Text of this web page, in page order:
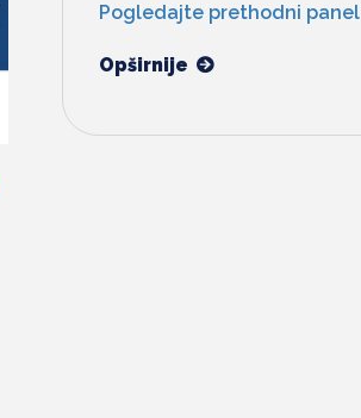
Pogledajte prethodni panel
Opširnije